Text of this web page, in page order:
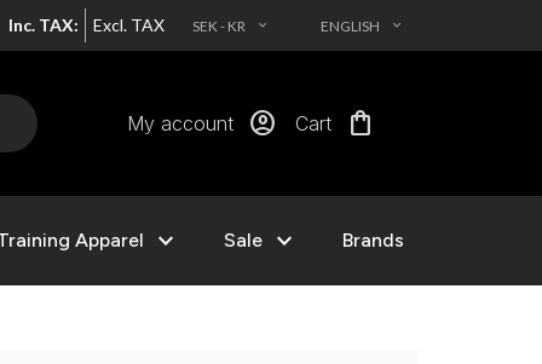
Inc. TAX: Excl. TAX SEK - KR EXPAND_MORE ENGLISH EXPAND_MORE
My account account_circle Cart shopping_bag
Apparel expand_more Sale expand_more Brands